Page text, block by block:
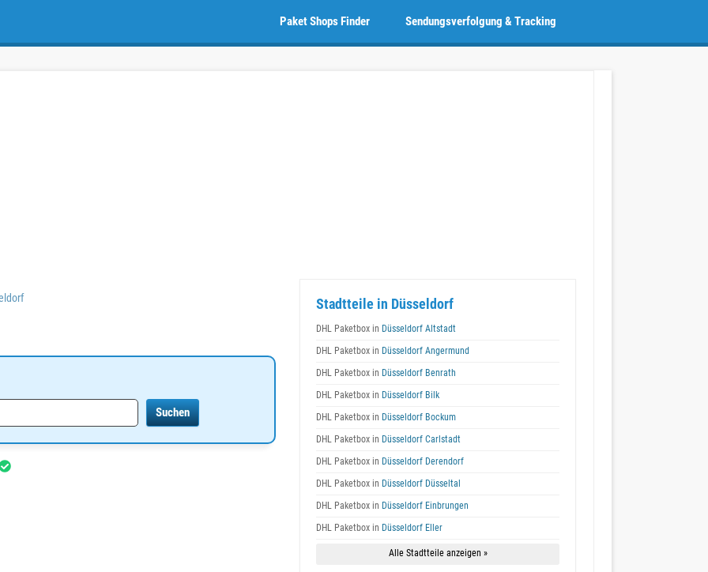
Sendungsverfolgung & Tracking
Paket Shops Finder
Stadtteile in Düsseldorf
DHL Paketbox in Düsseldorf Altstadt
DHL Paketbox in Düsseldorf Angermund
DHL Paketbox in Düsseldorf Benrath
DHL Paketbox in Düsseldorf Bilk
DHL Paketbox in Düsseldorf Bockum
DHL Paketbox in Düsseldorf Carlstadt
DHL Paketbox in Düsseldorf Derendorf
DHL Paketbox in Düsseldorf Düsseltal
DHL Paketbox in Düsseldorf Einbrungen
DHL Paketbox in Düsseldorf Eller
Alle Stadtteile anzeigen »